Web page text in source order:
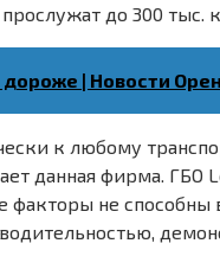
до 300 тыс.
дороже | Новости
к любому
данная фирма. ГБО
не способны